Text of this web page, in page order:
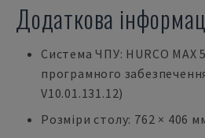
Додаткова
Система ЧПУ: HURCO MAX
програмного
V10.01.131.12)
Розміри столу: 762 × 406